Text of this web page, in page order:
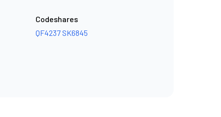
Codeshares
QF4237 SK6845